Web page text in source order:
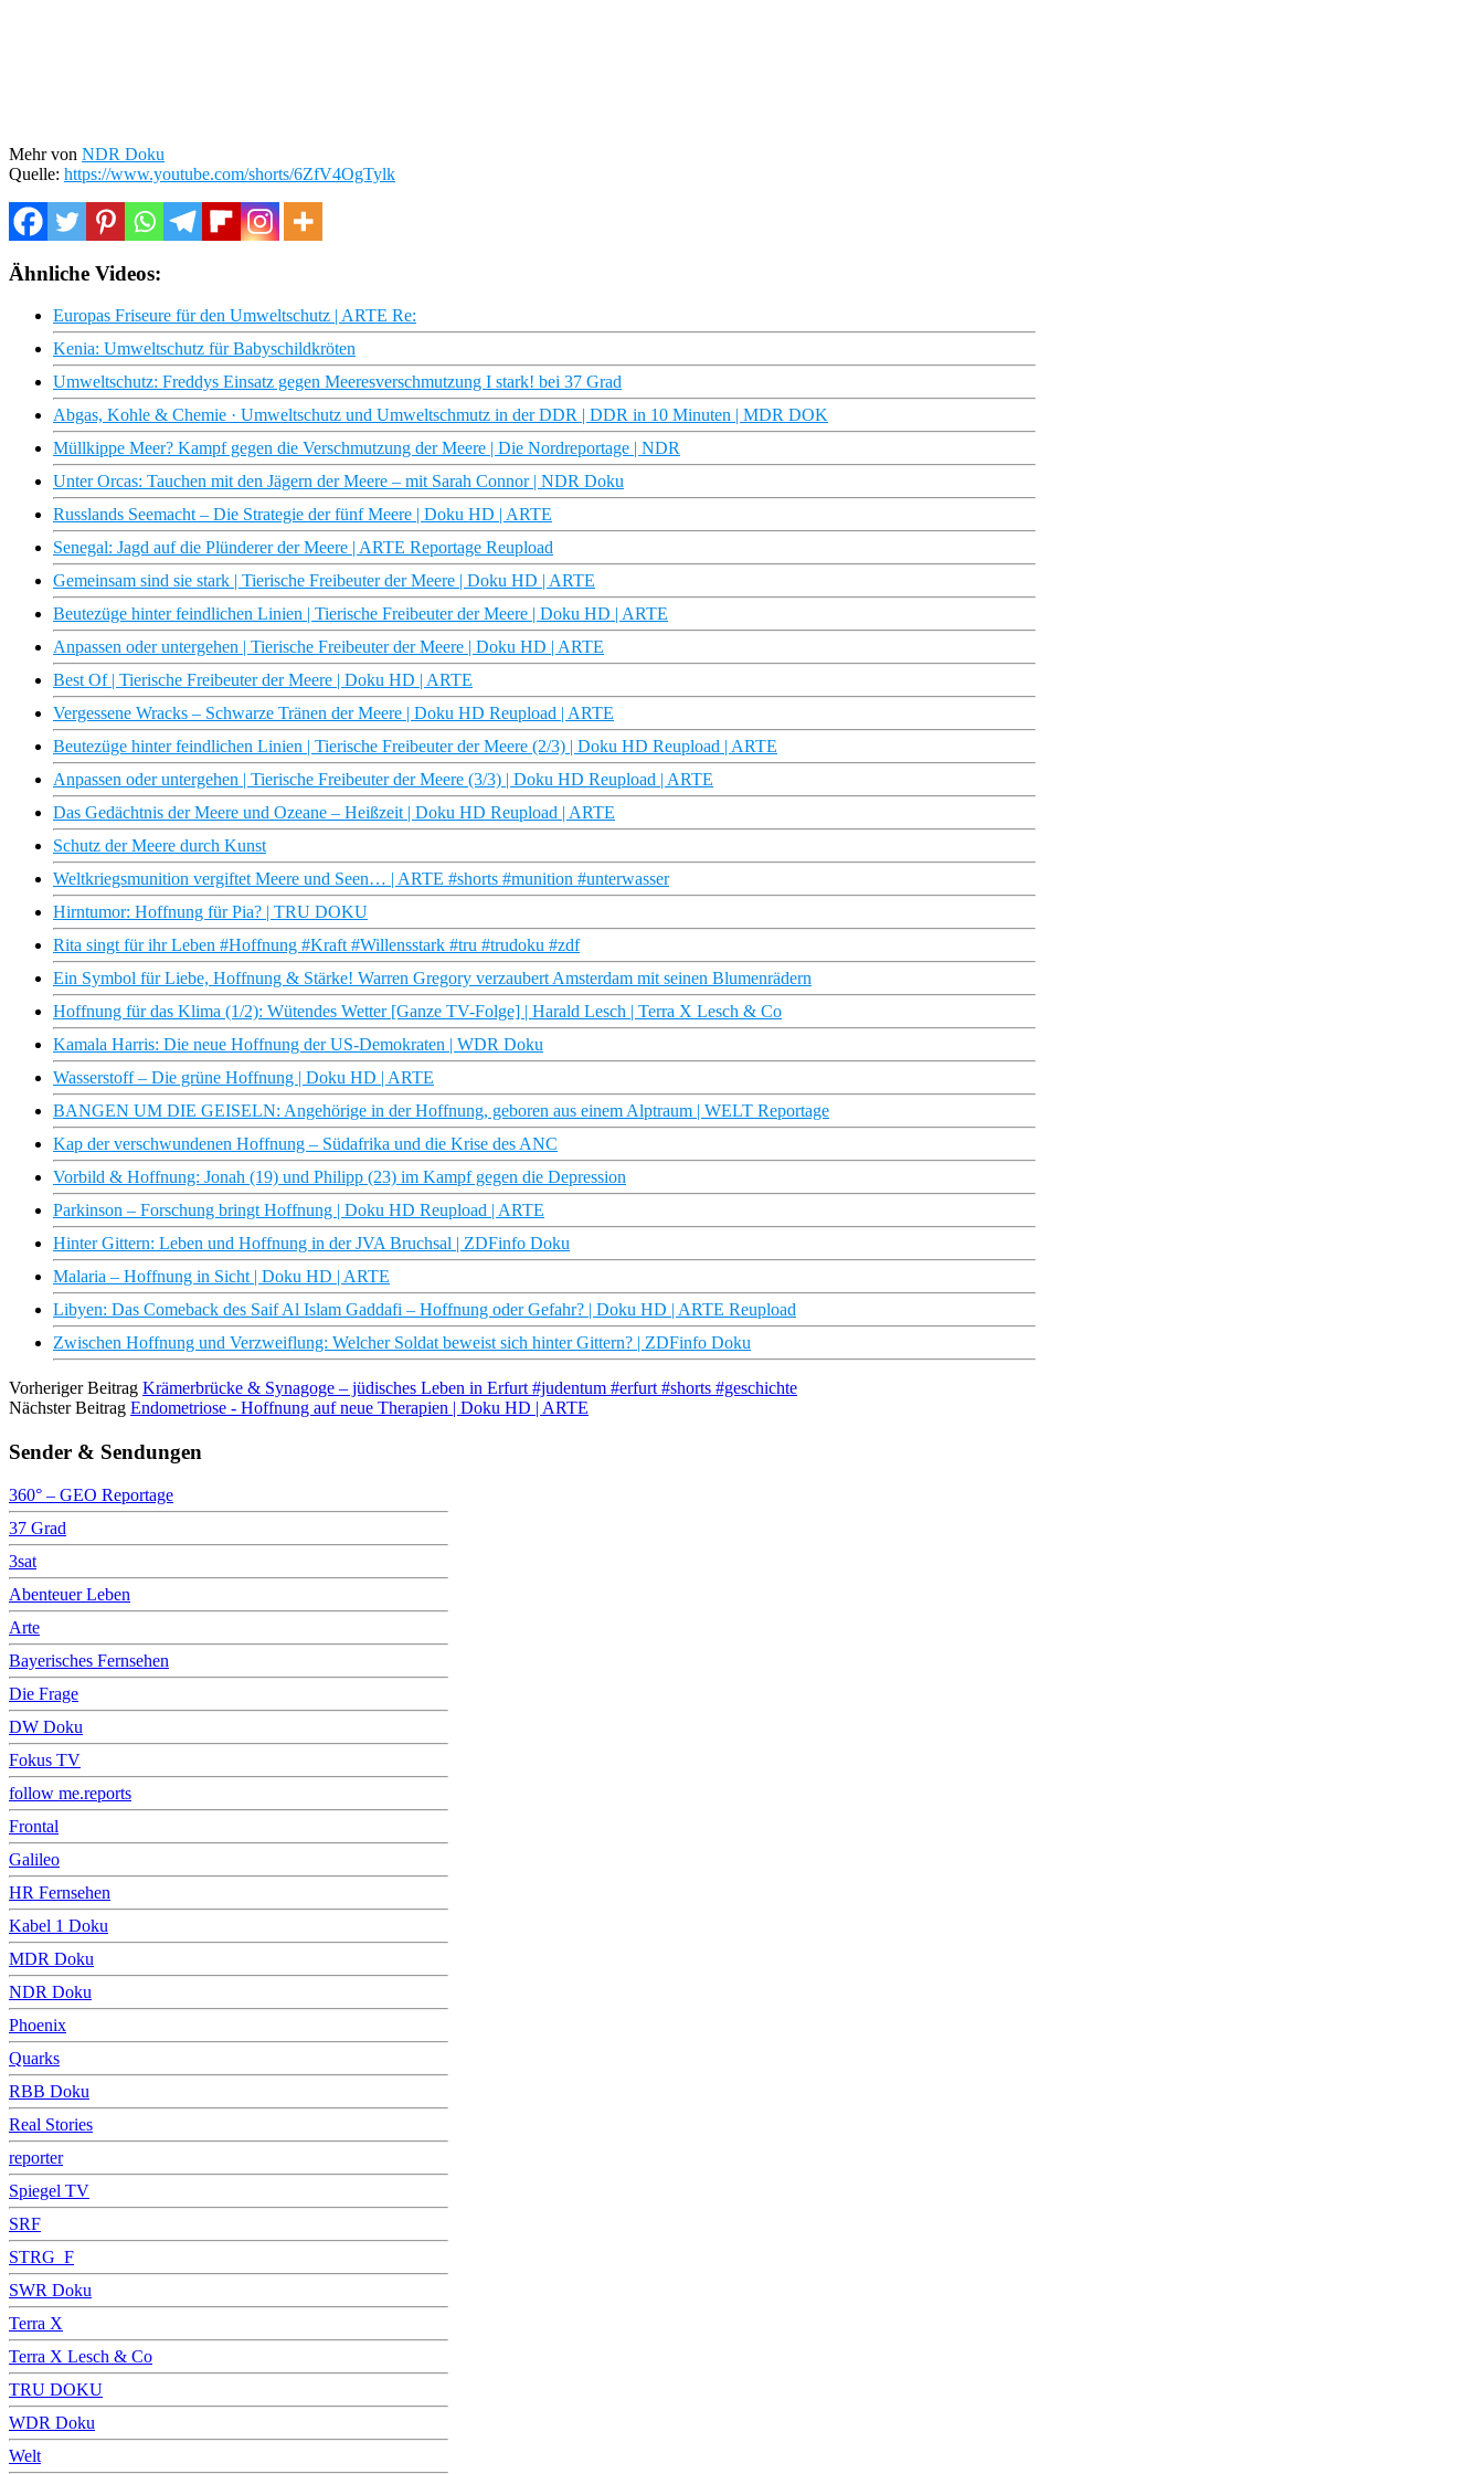
Mehr von NDR Doku
Quelle: https://www.youtube.com/shorts/6ZfV4OgTylk
Ähnliche Videos:
Europas Friseure für den Umweltschutz | ARTE Re:
Kenia: Umweltschutz für Babyschildkröten
Umweltschutz: Freddys Einsatz gegen Meeresverschmutzung I stark! bei 37 Grad
Abgas, Kohle & Chemie · Umweltschutz und Umweltschmutz in der DDR | DDR in 10 Minuten | MDR DOK
Müllkippe Meer? Kampf gegen die Verschmutzung der Meere | Die Nordreportage | NDR
Unter Orcas: Tauchen mit den Jägern der Meere – mit Sarah Connor | NDR Doku
Russlands Seemacht – Die Strategie der fünf Meere | Doku HD | ARTE
Senegal: Jagd auf die Plünderer der Meere | ARTE Reportage Reupload
Gemeinsam sind sie stark | Tierische Freibeuter der Meere | Doku HD | ARTE
Beutezüge hinter feindlichen Linien | Tierische Freibeuter der Meere | Doku HD | ARTE
Anpassen oder untergehen | Tierische Freibeuter der Meere | Doku HD | ARTE
Best Of | Tierische Freibeuter der Meere | Doku HD | ARTE
Vergessene Wracks – Schwarze Tränen der Meere | Doku HD Reupload | ARTE
Beutezüge hinter feindlichen Linien | Tierische Freibeuter der Meere (2/3) | Doku HD Reupload | ARTE
Anpassen oder untergehen | Tierische Freibeuter der Meere (3/3) | Doku HD Reupload | ARTE
Das Gedächtnis der Meere und Ozeane – Heißzeit | Doku HD Reupload | ARTE
Schutz der Meere durch Kunst
Weltkriegsmunition vergiftet Meere und Seen… | ARTE #shorts #munition #unterwasser
Hirntumor: Hoffnung für Pia? | TRU DOKU
Rita singt für ihr Leben #Hoffnung #Kraft #Willensstark #tru #trudoku #zdf
Ein Symbol für Liebe, Hoffnung & Stärke! Warren Gregory verzaubert Amsterdam mit seinen Blumenrädern
Hoffnung für das Klima (1/2): Wütendes Wetter [Ganze TV-Folge] | Harald Lesch | Terra X Lesch & Co
Kamala Harris: Die neue Hoffnung der US-Demokraten | WDR Doku
Wasserstoff – Die grüne Hoffnung | Doku HD | ARTE
BANGEN UM DIE GEISELN: Angehörige in der Hoffnung, geboren aus einem Alptraum | WELT Reportage
Kap der verschwundenen Hoffnung – Südafrika und die Krise des ANC
Vorbild & Hoffnung: Jonah (19) und Philipp (23) im Kampf gegen die Depression
Parkinson – Forschung bringt Hoffnung | Doku HD Reupload | ARTE
Hinter Gittern: Leben und Hoffnung in der JVA Bruchsal | ZDFinfo Doku
Malaria – Hoffnung in Sicht | Doku HD | ARTE
Libyen: Das Comeback des Saif Al Islam Gaddafi – Hoffnung oder Gefahr? | Doku HD | ARTE Reupload
Zwischen Hoffnung und Verzweiflung: Welcher Soldat beweist sich hinter Gittern? | ZDFinfo Doku
Vorheriger Beitrag Krämerbrücke & Synagoge – jüdisches Leben in Erfurt #judentum #erfurt #shorts #geschichte
Nächster Beitrag Endometriose - Hoffnung auf neue Therapien | Doku HD | ARTE
Sender & Sendungen
360° – GEO Reportage
37 Grad
3sat
Abenteuer Leben
Arte
Bayerisches Fernsehen
Die Frage
DW Doku
Fokus TV
follow me.reports
Frontal
Galileo
HR Fernsehen
Kabel 1 Doku
MDR Doku
NDR Doku
Phoenix
Quarks
RBB Doku
Real Stories
reporter
Spiegel TV
SRF
STRG_F
SWR Doku
Terra X
Terra X Lesch & Co
TRU DOKU
WDR Doku
Welt